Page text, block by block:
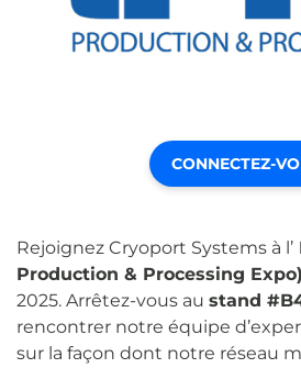
CONNECTEZ-
Rejoignez Cryoport Systems à l’
Production & Processing Expo)
2025. Arrêtez-vous au stand
rencontrer notre équipe
sur la façon dont notre réseau